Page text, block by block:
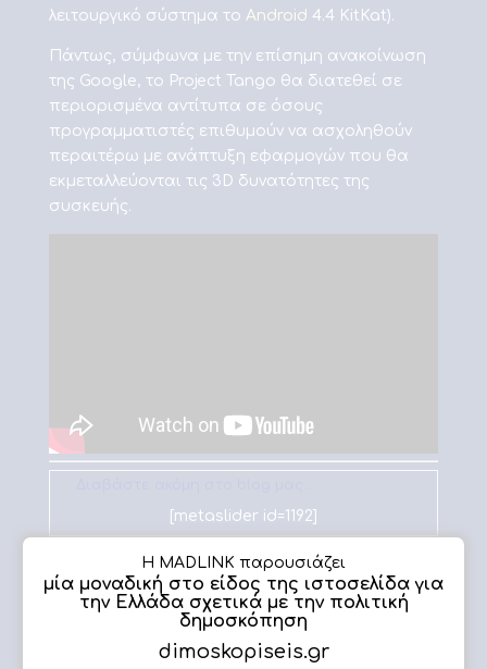
λειτουργικό σύστημα το Android 4.4 KitKat).
Πάντως, σύμφωνα με την επίσημη ανακοίνωση
της Google, το Project Tango θα διατεθεί σε
περιορισμένα αντίτυπα σε όσους
προγραμματιστές επιθυμούν να ασχοληθούν
περαιτέρω με ανάπτυξη εφαρμογών που θα
εκμεταλλεύονται τις 3D δυνατότητες της
συσκευής.
[metaslider id=1192]
Eshop επιδότηση ΕΣΠΑ 5000€
Η MADLINK παρουσιάζει
μία μοναδική στο είδος της ιστοσελίδα για
την Ελλάδα σχετικά με την πολιτική
δημοσκόπηση
dimoskopiseis.gr